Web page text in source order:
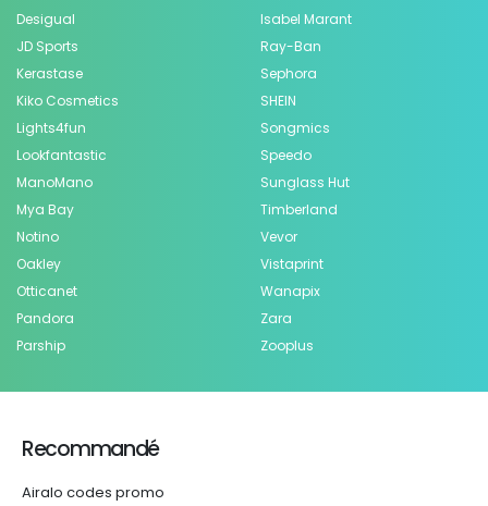
Desigual
Isabel Marant
JD Sports
Kerastase
Kiko Cosmetics
Lights4fun
Lookfantastic
ManoMano
Mya Bay
Notino
Oakley
Otticanet
Pandora
Parship
Ray-Ban
Sephora
SHEIN
Songmics
Speedo
Sunglass Hut
Timberland
Vevor
Vistaprint
Wanapix
Zara
Zooplus
Recommandé
Airalo codes promo